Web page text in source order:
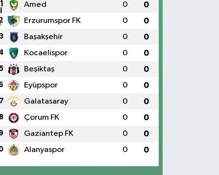
1 Amed 0 0
Erzurumspor FK 0 0
Başakşehir 0 0
Kocaelispor 0 0
Beşiktaş 0 0
Eyüpspor 0 0
7 Galatasaray 0 0
8 Çorum FK 0 0
Gaziantep FK 0 0
Alanyaspor 0 0